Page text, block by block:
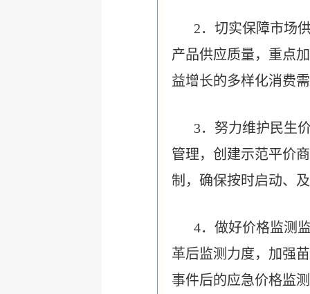
2．切实保障市场
产品供应质量，重点
益增长的多样化消费
3．努力维护民生
管理，创建示范平价
制，确保按时启动、
4．做好价格监测
革后监测力度，加强
事件后的应急价格监